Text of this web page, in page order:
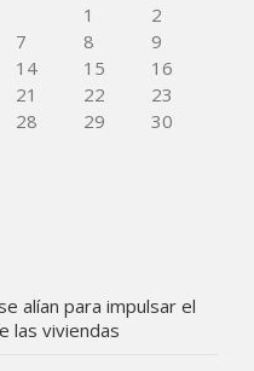
1
2
7 8
9
14 15
16
21 22
23
28 29
30
alían para impulsar el
las viviendas